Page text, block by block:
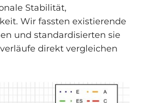
Stabilität,
Wir fassten existierende
und standardisierten sie
direkt vergleichen